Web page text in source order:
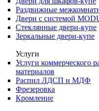
Раздвижные
Двери с системой
Стеклянные двери-купе
Зеркальные двери-купе
Услуги
Услуги коммерческого
материалов
Распил ЛДСП и МДФ
Фрезеровка
Кромление